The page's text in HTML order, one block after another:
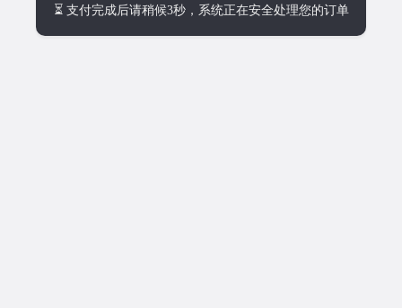
⏳ 支付完成后请稍候3秒，系统正在安全处理您的订单